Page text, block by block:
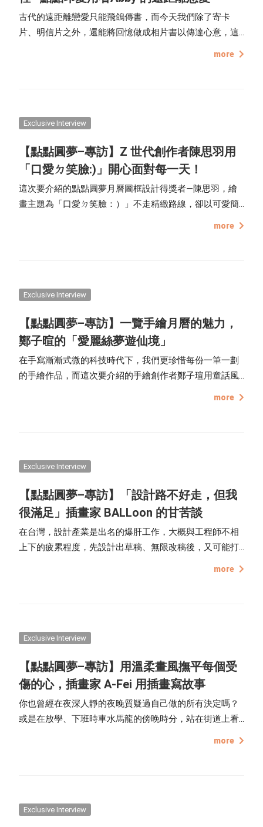
古代的遠距離戀愛只能飛鴿傳書，而今天我們除了寄卡
片、明信片之外，還能將回憶做成相片書以傳達心意，這
more
Exclusive Interview
【點點圓夢–專訪】Z 世代創作者陳思羽用
「口愛ㄉ笑臉:)」開心面對每一天！
這次要介紹的點點圓夢月曆圖框設計得獎者—陳思羽，繪
畫主題為「口愛ㄉ笑臉：）」不走精緻路線，卻以可愛簡
more
Exclusive Interview
【點點圓夢–專訪】一覽手繪月曆的魅力，
鄭子暄的「愛麗絲夢遊仙境」
在手寫漸漸式微的科技時代下，我們更珍惜每份一筆一劃
的手繪作品，而這次要介紹的手繪創作者鄭子瑄用童話風
more
Exclusive Interview
【點點圓夢–專訪】「設計路不好走，但我
很滿足」插畫家 BALLoon 的甘苦談
在台灣，設計產業是出名的爆肝工作，大概與工程師不相
上下的疲累程度，先設計出草稿、無限改稿後，又可能打
more
Exclusive Interview
【點點圓夢–專訪】用溫柔畫風撫平每個受
傷的心，插畫家 A-Fei 用插畫寫故事
你也曾經在夜深人靜的夜晚質疑過自己做的所有決定嗎？
或是在放學、下班時車水馬龍的傍晚時分，站在街道上看
more
Exclusive Interview